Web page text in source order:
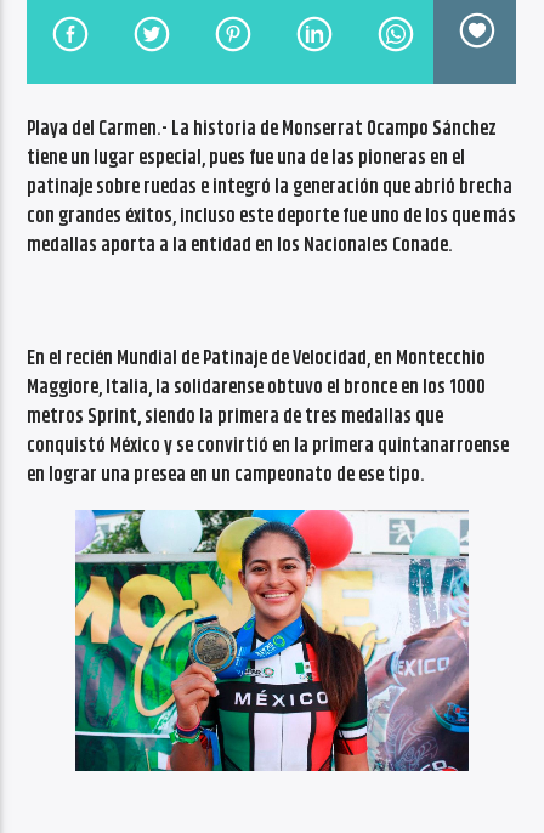
NO TITLES AVAILABLE
Radio VoxQR
Playa del Carmen.- La historia de Monserrat Ocampo Sánchez
tiene un lugar especial, pues fue una de las pioneras en el
patinaje sobre ruedas e integró la generación que abrió brecha
con grandes éxitos, incluso este deporte fue uno de los que más
medallas aporta a la entidad en los Nacionales Conade.
En el recién Mundial de Patinaje de Velocidad, en Montecchio
Maggiore, Italia, la solidarense obtuvo el bronce en los 1000
metros Sprint, siendo la primera de tres medallas que
conquistó México y se convirtió en la primera quintanarroense
en lograr una presea en un campeonato de ese tipo.